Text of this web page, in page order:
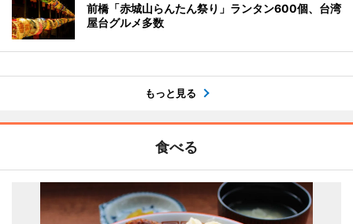
前橋「赤城山らんたん祭り」ランタン600個、台湾
屋台グルメ多数
もっと見る
食べる